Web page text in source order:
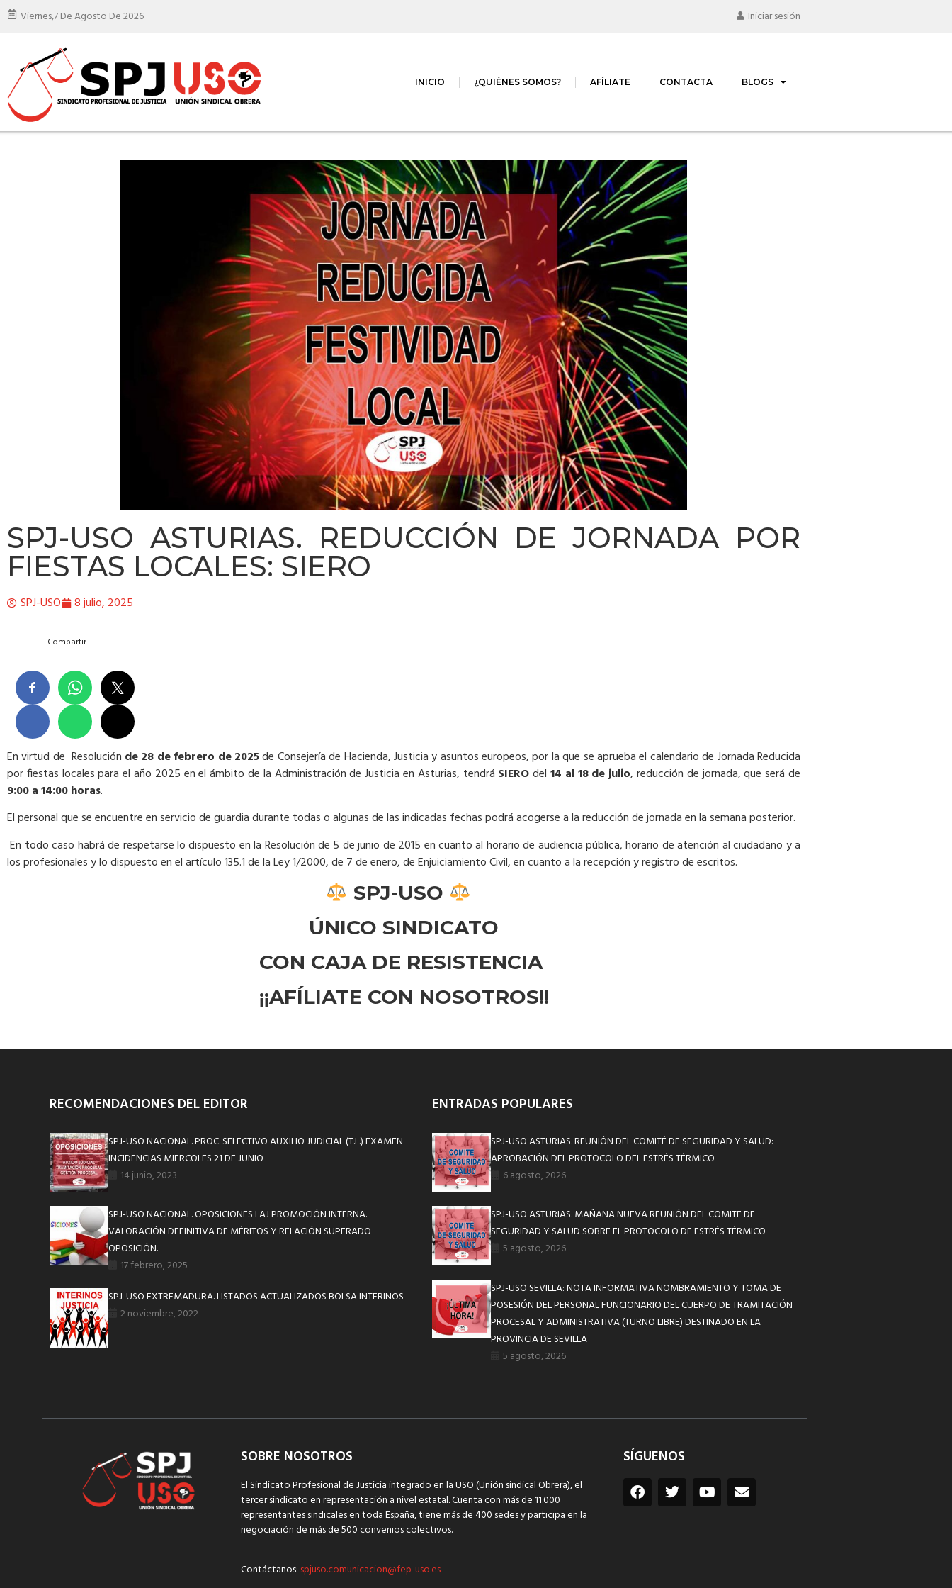
Viernes,7 De Agosto De 2026 Iniciar sesión
INICIO ¿QUIÉNES SOMOS? AFÍLIATE CONTACTA BLOGS
SPJ-USO ASTURIAS. REDUCCIÓN DE JORNADA POR
FIESTAS LOCALES: SIERO
SPJ-USO 8 julio, 2025
Compartir….
En virtud deResoluciónde 28 de febrero de 2025de Consejería de Hacienda, Justicia y asuntos europeos, por la que se aprueba el calendario de Jornada Reducida
por fiestas locales para el año 2025 en el ámbito de la Administración de Justicia en Asturias, tendrá SIEROdel14 al 18 de julio, reducción de jornada, que será de
9:00 a 14:00 horas.
El personal que se encuentre en servicio de guardia durante todas o algunas de las indicadas fechas podrá acogerse a la reducción de jornada en la semana posterior.
En todo caso habrá de respetarse lo dispuesto en la Resolución de 5 de junio de 2015 en cuanto al horario de audiencia pública, horario de atención al ciudadano y a
los profesionales y lo dispuesto en el artículo 135.1 de la Ley 1/2000, de 7 de enero, de Enjuiciamiento Civil, en cuanto a la recepción y registro de escritos.
SPJ-USO
ÚNICO SINDICATO
CON CAJA DE RESISTENCIA
¡¡AFÍLIATE CON NOSOTROS!!
RECOMENDACIONES DEL EDITOR
SPJ-USO NACIONAL. PROC. SELECTIVO AUXILIO JUDICIAL (T.L.) EXAMEN
INCIDENCIAS MIERCOLES 21 DE JUNIO
14 junio, 2023
SPJ-USO NACIONAL. OPOSICIONES LAJ PROMOCIÓN INTERNA.
VALORACIÓN DEFINITIVA DE MÉRITOS Y RELACIÓN SUPERADO
OPOSICIÓN.
17 febrero, 2025
SPJ-USO EXTREMADURA. LISTADOS ACTUALIZADOS BOLSA INTERINOS
2 noviembre, 2022
ENTRADAS POPULARES
SPJ-USO ASTURIAS. REUNIÓN DEL COMITÉ DE SEGURIDAD Y SALUD:
APROBACIÓN DEL PROTOCOLO DEL ESTRÉS TÉRMICO
6 agosto, 2026
SPJ-USO ASTURIAS. MAÑANA NUEVA REUNIÓN DEL COMITE DE
SEGURIDAD Y SALUD SOBRE EL PROTOCOLO DE ESTRÉS TÉRMICO
5 agosto, 2026
SPJ-USO SEVILLA: NOTA INFORMATIVA NOMBRAMIENTO Y TOMA DE
POSESIÓN DEL PERSONAL FUNCIONARIO DEL CUERPO DE TRAMITACIÓN
PROCESAL Y ADMINISTRATIVA (TURNO LIBRE) DESTINADO EN LA
PROVINCIA DE SEVILLA
5 agosto, 2026
SOBRE NOSOTROS
El Sindicato Profesional de Justicia integrado en la USO (Unión sindical Obrera), el
tercer sindicato en representación a nivel estatal. Cuenta con más de 11.000
representantes sindicales en toda España, tiene más de 400 sedes y participa en la
negociación de más de 500 convenios colectivos.
Contáctanos: spjuso.comunicacion@fep-uso.es
SÍGUENOS